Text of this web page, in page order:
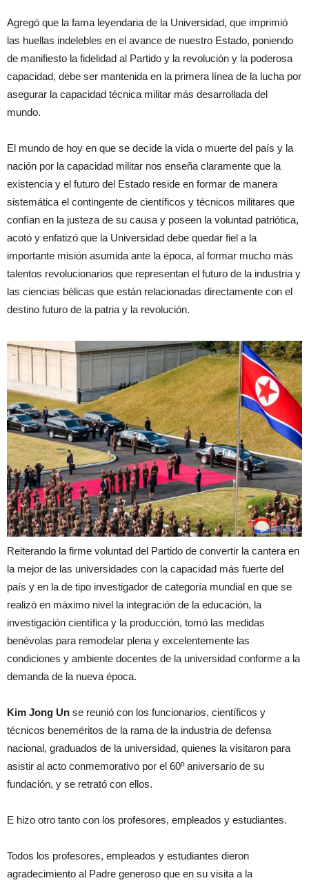
Agregó que la fama leyendaria de la Universidad, que imprimió
las huellas indelebles en el avance de nuestro Estado, poniendo
de manifiesto la fidelidad al Partido y la revolución y la poderosa
capacidad, debe ser mantenida en la primera línea de la lucha por
asegurar la capacidad técnica militar más desarrollada del
mundo.
El mundo de hoy en que se decide la vida o muerte del país y la
nación por la capacidad militar nos enseña claramente que la
existencia y el futuro del Estado reside en formar de manera
sistemática el contingente de científicos y técnicos militares que
confían en la justeza de su causa y poseen la voluntad patriótica,
acotó y enfatizó que la Universidad debe quedar fiel a la
importante misión asumida ante la época, al formar mucho más
talentos revolucionarios que representan el futuro de la industria y
las ciencias bélicas que están relacionadas directamente con el
destino futuro de la patria y la revolución.
Reiterando la firme voluntad del Partido de convertir la cantera en
la mejor de las universidades con la capacidad más fuerte del
país y en la de tipo investigador de categoría mundial en que se
realizó en máximo nivel la integración de la educación, la
investigación científica y la producción, tomó las medidas
benévolas para remodelar plena y excelentemente las
condiciones y ambiente docentes de la universidad conforme a la
demanda de la nueva época.
Kim Jong Un se reunió con los funcionarios, científicos y
técnicos beneméritos de la rama de la industria de defensa
nacional, graduados de la universidad, quienes la visitaron para
asistir al acto conmemorativo por el 60º aniversario de su
fundación, y se retrató con ellos.
E hizo otro tanto con los profesores, empleados y estudiantes.
Todos los profesores, empleados y estudiantes dieron
agradecimiento al Padre generoso que en su visita a la